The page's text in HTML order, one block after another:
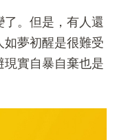
。但是，有人還
夢初醒是很難受
實自暴自棄也是